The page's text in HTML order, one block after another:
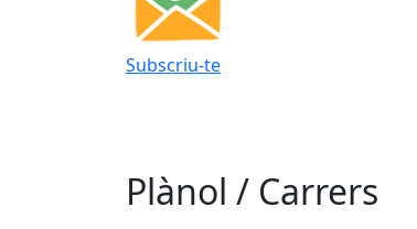
Subscriu-te
Plànol / Carrers